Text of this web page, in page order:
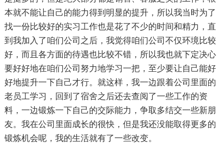
本就不能让自己的能力得到明显的提升，所以我当时为了
找一份比较好的实习工作也是花了不少的时间和精力，直
到我加入了咱们公司之后，我觉得咱们公司不仅环境比较
好，而且各方面的待遇也比较不错，所以我也就下定决心
要好好地在咱们公司努力地学习一把，至少要让自己能好
好地提升一下自己才行。就这样，我一边跟着公司里面的
老员工学习，回到了宿舍之后还去查阅了一些工作的资
料，一边锻炼一下自己的交际能力，争取多结交一些新朋
友。我在公司里面成长的很快，但是我还没能取得更多的
锻炼机会呢，我的生活就有了一些改变。